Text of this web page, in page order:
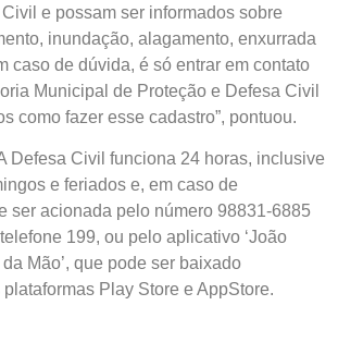
e possam ser informados sobre
inundação, alagamento, enxurrada
caso de dúvida, é só entrar em contato
Municipal de Proteção e Defesa Civil
como fazer esse cadastro”, pontuou.
Defesa Civil funciona 24 horas, inclusive
e feriados e, em caso de
ser acionada pelo número 98831-6885
199, ou pelo aplicativo ‘João
Mão’, que pode ser baixado
Play Store e AppStore.